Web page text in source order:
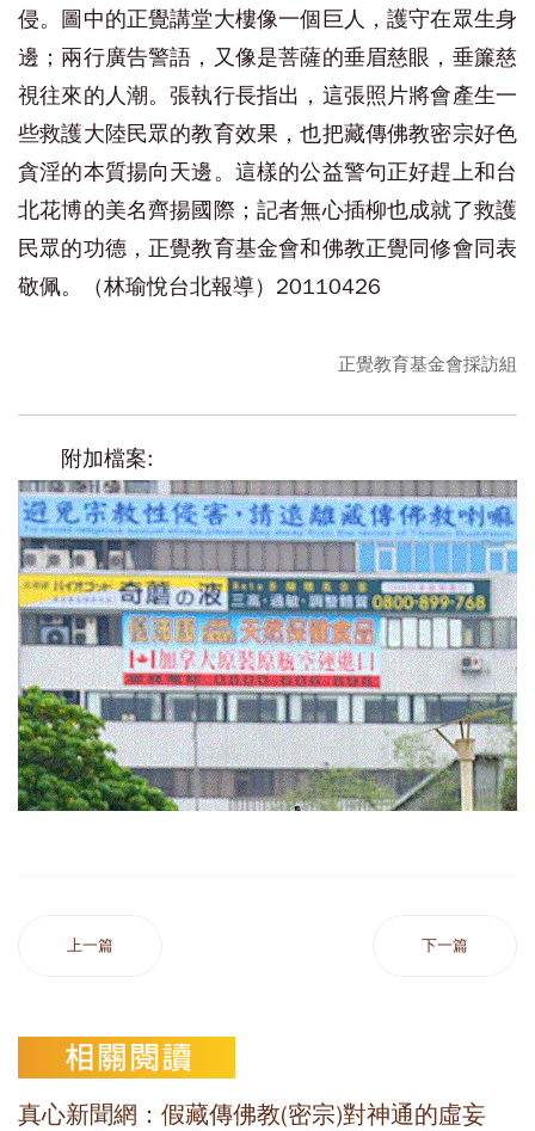
侵。圖中的正覺講堂大樓像一個巨人，護守在眾生身
邊；兩行廣告警語，又像是菩薩的垂眉慈眼，垂簾慈
視往來的人潮。張執行長指出，這張照片將會產生一
些救護大陸民眾的教育效果，也把藏傳佛教密宗好色
貪淫的本質揚向天邊。這樣的公益警句正好趕上和台
北花博的美名齊揚國際；記者無心插柳也成就了救護
民眾的功德，正覺教育基金會和佛教正覺同修會同表
敬佩。（林瑜悅台北報導）20110426
正覺教育基金會採訪組
附加檔案:
上一篇 下一篇
真心新聞網：假藏傳佛教(密宗)對神通的虛妄